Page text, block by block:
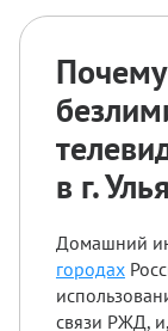
в г.
Домашний
городах
связи РЖД,